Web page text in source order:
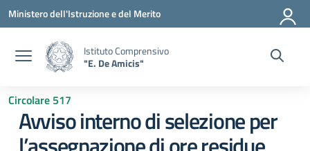
Vai ai contenuti
Vai al menu di navigazione
Vai al footer
Ministero dell'Istruzione e del Merito
Istituto Comprensivo
"E. De Amicis"
Circolare 517
Avviso interno di selezione per